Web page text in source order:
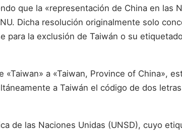
que la «representación de China en las
Dicha resolución originalmente solo
la exclusión de Taiwán o su
a «Taiwan, Province of China»,
a Taiwán el código de dos letras
de las Naciones Unidas (UNSD), cuyo